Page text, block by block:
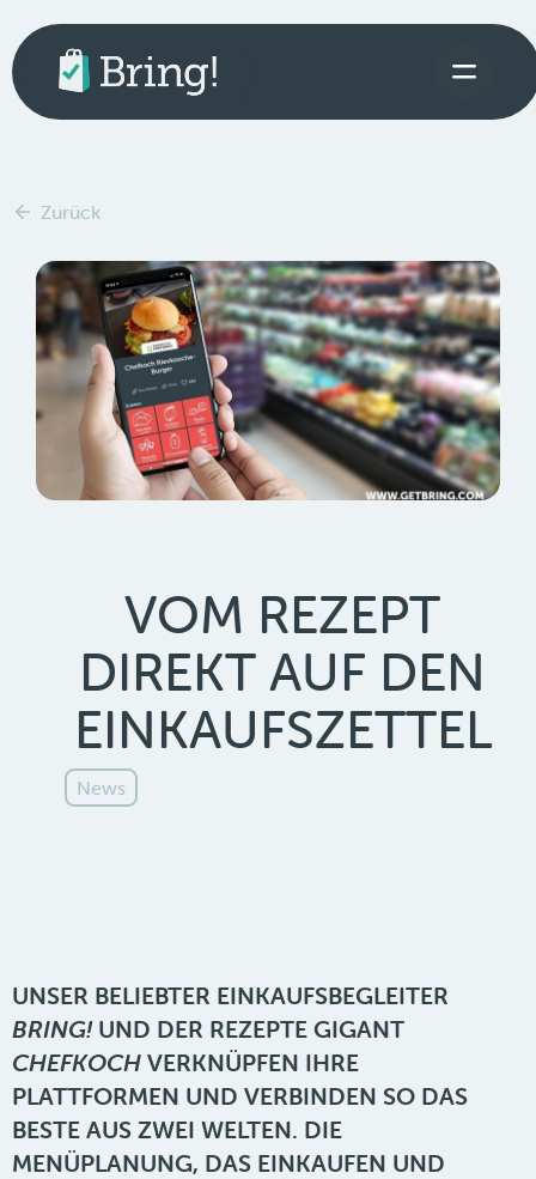
Zurück
VOM REZEPT
DIREKT AUF DEN
EINKAUFSZETTEL
News
UNSER BELIEBTER EINKAUFSBEGLEITER
BRING!UND DER REZEPTE GIGANT
CHEFKOCH VERKNÜPFEN IHRE
PLATTFORMEN UND VERBINDEN SO DAS
BESTE AUS ZWEI WELTEN. DIE
MENÜPLANUNG, DAS EINKAUFEN UND